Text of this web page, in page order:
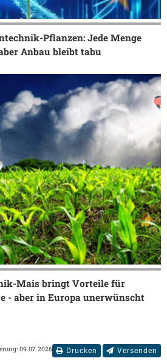
Pflanzen: Jede Menge
Anbau bleibt tabu
Mais bringt Vorteile für
- aber in Europa unerwünscht
Drucken Versenden
09.07.2026